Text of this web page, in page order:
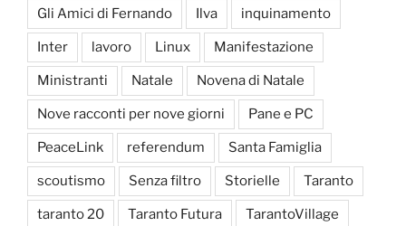
Gli Amici di Fernando Ilva inquinamento
Inter lavoro Linux Manifestazione
Ministranti Natale Novena di Natale
Nove racconti per nove giorni Pane e PC
PeaceLink referendum Santa Famiglia
scoutismo Senza filtro Storielle Taranto
taranto 20 Taranto Futura TarantoVillage